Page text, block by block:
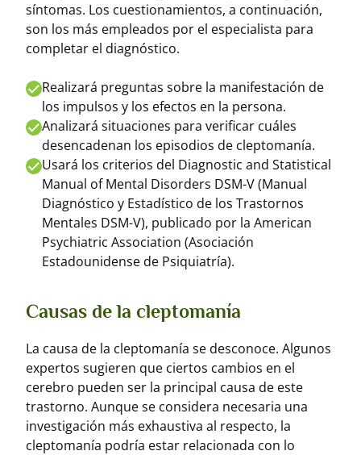
síntomas. Los cuestionamientos, a continuación,
son los más empleados por el especialista para
completar el diagnóstico.
Realizará preguntas sobre la manifestación de
los impulsos y los efectos en la persona.
Analizará situaciones para verificar cuáles
desencadenan los episodios de cleptomanía.
Usará los criterios del Diagnostic and Statistical
Manual of Mental Disorders DSM-V (Manual
Diagnóstico y Estadístico de los Trastornos
Mentales DSM-V), publicado por la American
Psychiatric Association (Asociación
Estadounidense de Psiquiatría).
Causas de la cleptomanía
La causa de la cleptomanía se desconoce. Algunos
expertos sugieren que ciertos cambios en el
cerebro pueden ser la principal causa de este
trastorno. Aunque se considera necesaria una
investigación más exhaustiva al respecto, la
cleptomanía podría estar relacionada con lo